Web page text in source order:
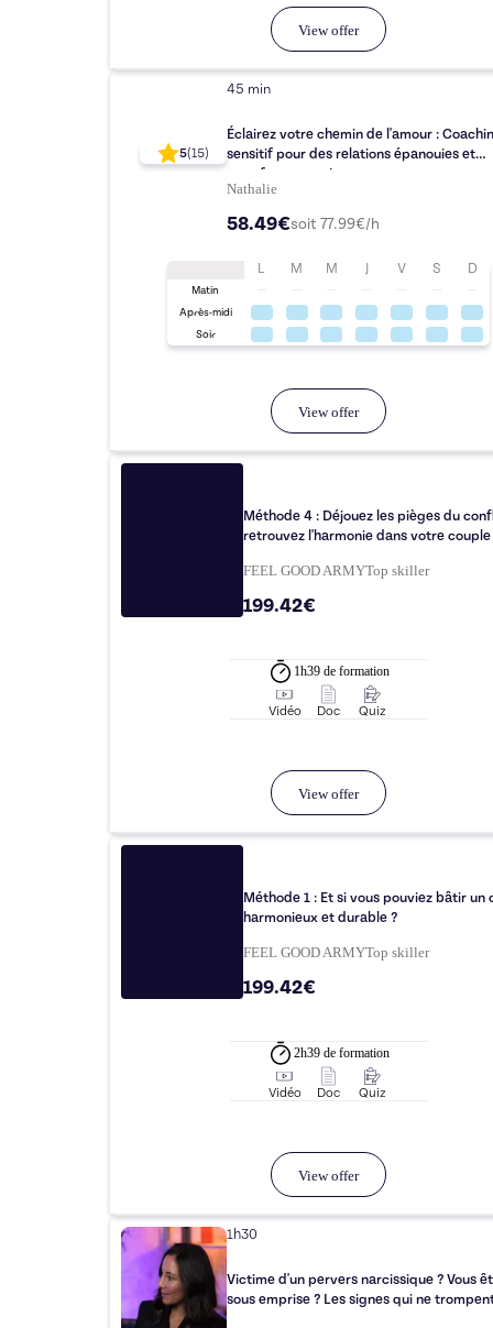
View offer
5(15)
45 min
Éclairez votre chemin de l'amour :
sensitif pour des relations épanouies et
transformantes !
Nathalie
58.49€soit 77.99€/h
L M M J V S D
Matin
Après-midi
Soir
View offer
Méthode 4 : Déjouez les pièges du
retrouvez l'harmonie dans votre couple
FEEL GOOD ARMYTop skiller
199.42€
1h39 de formation
Vidéo Doc Quiz
View offer
Méthode 1 : Et si vous pouviez bâtir un
harmonieux et durable ?
FEEL GOOD ARMYTop skiller
199.42€
2h39 de formation
Vidéo Doc Quiz
View offer
1h30
Victime d'un pervers narcissique ? Vous
sous emprise ? Les signes qui ne